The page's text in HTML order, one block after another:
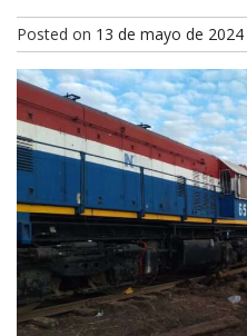
Posted on 13 de mayo de 2024